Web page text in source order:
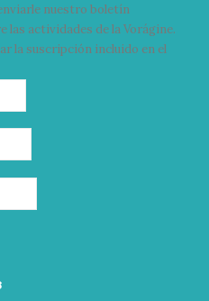
nuestro boletín
actividades de la Vorágine.
la suscripción incluido en el